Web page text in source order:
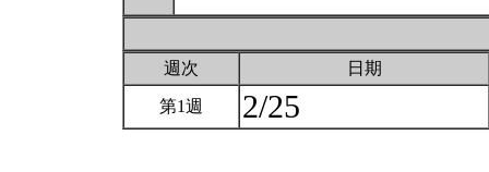
週次 日期
第1週 2/25